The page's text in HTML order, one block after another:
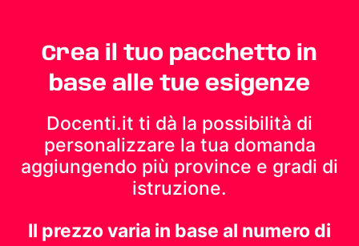
Crea il tuo pacchetto in
base alle tue esigenze
Docenti.it ti dà la possibilità di
personalizzare la tua domanda
aggiungendo più province e gradi di
istruzione.
Il prezzo varia in base al numero di